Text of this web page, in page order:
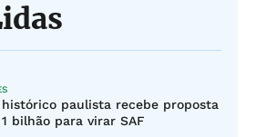
paulista recebe proposta
bilhão para virar SAF